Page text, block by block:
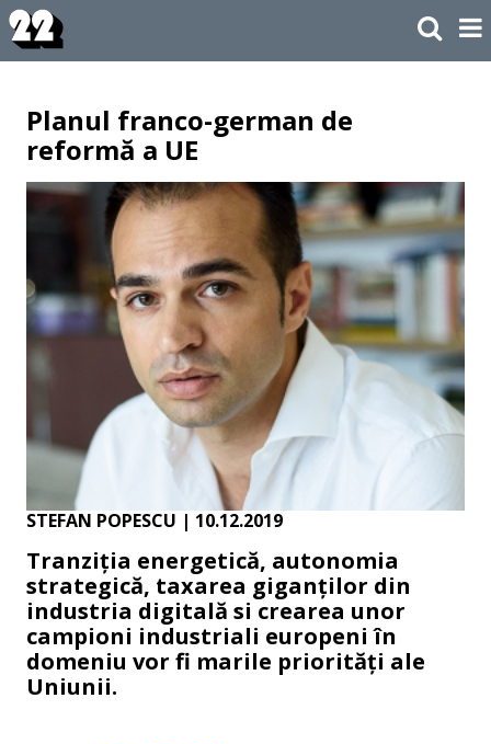
Planul franco-german de
reformă a UE
STEFAN POPESCU | 10.12.2019
Tranziția energetică, autonomia
strategică, taxarea giganților din
industria digitală si crearea unor
campioni industriali europeni în
domeniu vor fi marile priorități ale
Uniunii.